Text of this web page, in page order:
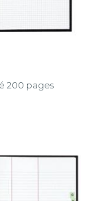
200 pages